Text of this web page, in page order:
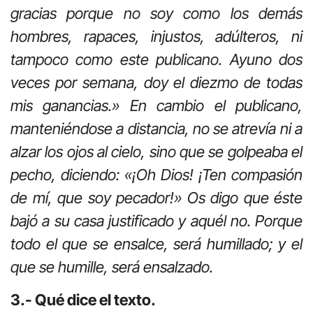
gracias porque no soy como los demás
hombres, rapaces, injustos, adúlteros, ni
tampoco como este publicano. Ayuno dos
veces por semana, doy el diezmo de todas
mis ganancias.» En cambio el publicano,
manteniéndose a distancia, no se atrevía ni a
alzar los ojos al cielo, sino que se golpeaba el
pecho, diciendo: «¡Oh Dios! ¡Ten compasión
de mí, que soy pecador!» Os digo que éste
bajó a su casa justificado y aquél no. Porque
todo el que se ensalce, será humillado; y el
que se humille, será ensalzado.
3.- Qué dice el texto.